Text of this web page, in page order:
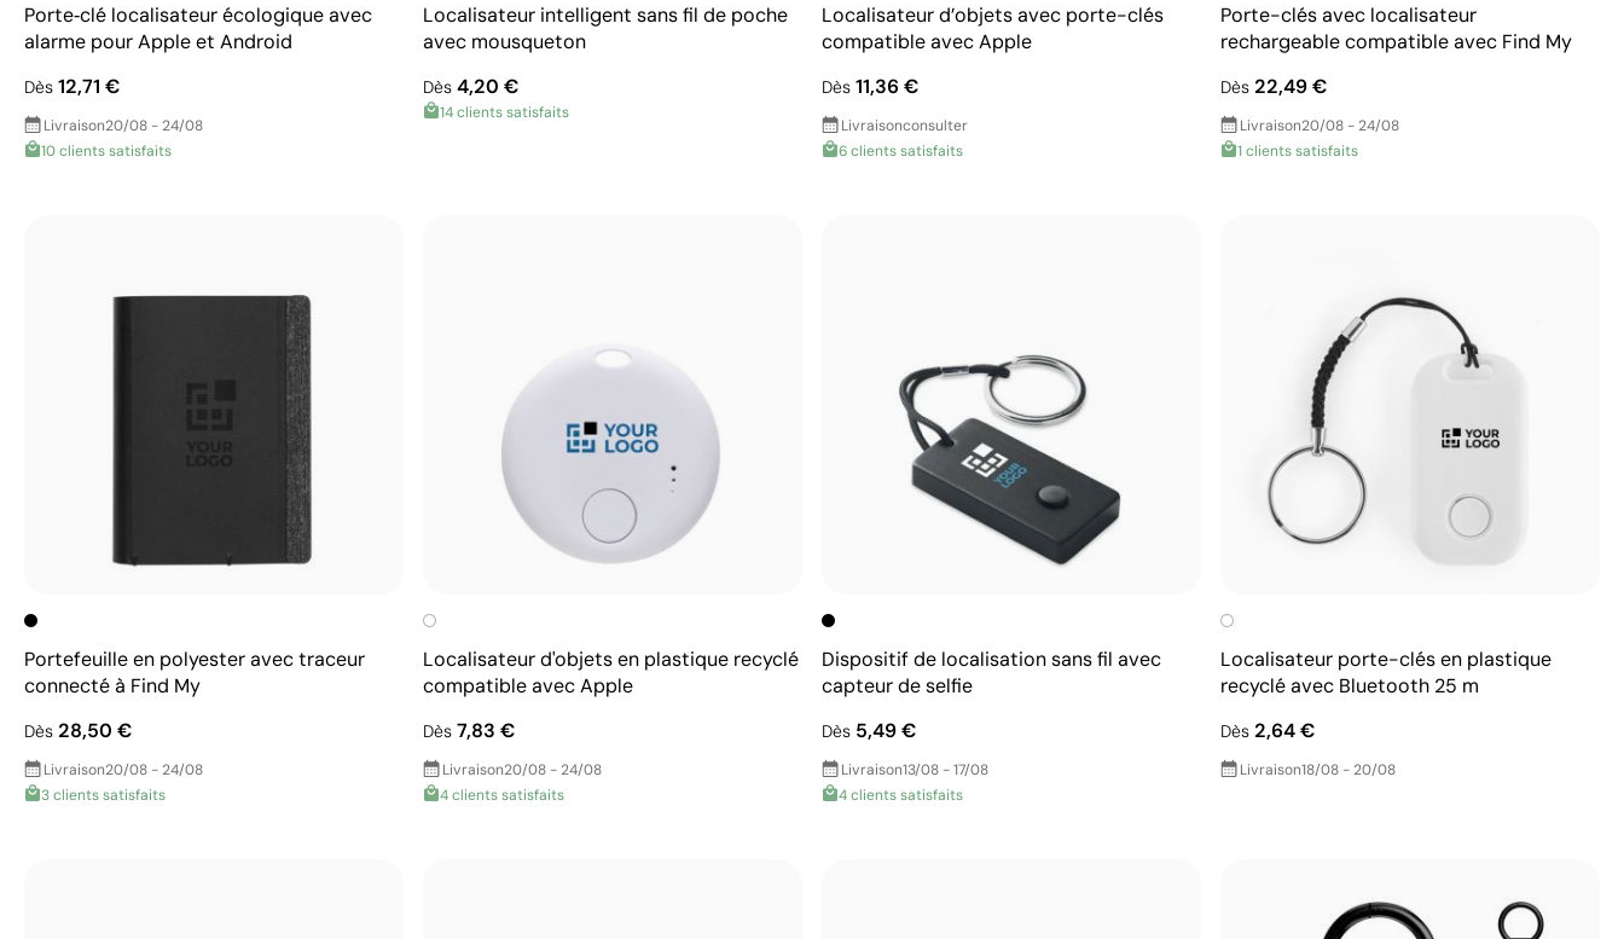
Porte‑clé localisateur écologique avec
alarme pour Apple et Android
Dès 12,71 €
Livraison20/08 - 24/08
10 clients satisfaits
Localisateur intelligent sans fil de poche
avec mousqueton
Dès 4,20 €
14 clients satisfaits
Localisateur d’objets avec porte-clés
compatible avec Apple
Dès 11,36 €
Livraisonconsulter
6 clients satisfaits
Porte-clés avec localisateur
rechargeable compatible avec Find My
Dès 22,49 €
Livraison20/08 - 24/08
1 clients satisfaits
Portefeuille en polyester avec traceur
connecté à Find My
Dès 28,50 €
Livraison20/08 - 24/08
3 clients satisfaits
Localisateur d'objets en plastique recyclé
compatible avec Apple
Dès 7,83 €
Livraison20/08 - 24/08
4 clients satisfaits
Dispositif de localisation sans fil avec
capteur de selfie
Dès 5,49 €
Livraison13/08 - 17/08
4 clients satisfaits
Localisateur porte-clés en plastique
recyclé avec Bluetooth 25 m
Dès 2,64 €
Livraison18/08 - 20/08